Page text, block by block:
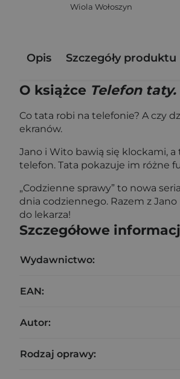
Wiola Wołoszyn
Opis Szczegóły produktu
O książce Telefon
Co tata robi na telefonie? A czy
ekranów.
Jano i Wito bawią się klockami, a
telefon. Tata pokazuje im różne
„Codzienne sprawy” to nowa
dnia codziennego. Razem z
do lekarza!
Szczegółowe
Wydawnictwo:
EAN:
Autor:
Rodzaj oprawy: